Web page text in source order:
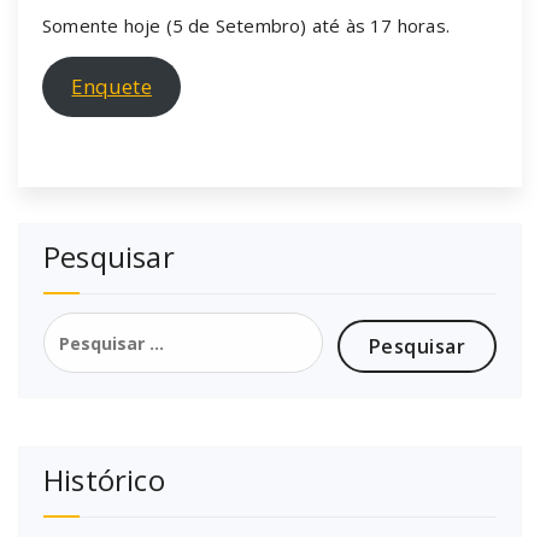
Somente hoje (5 de Setembro) até às 17 horas.
Enquete
Pesquisar
Pesquisar
por:
Histórico